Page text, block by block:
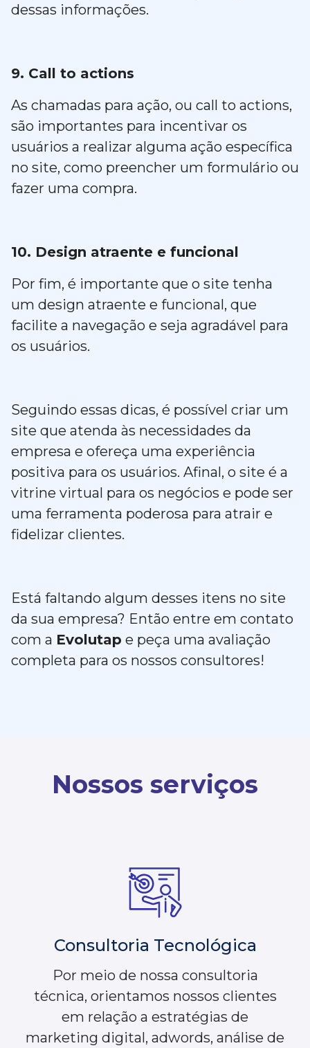
dessas informações.
9. Call to actions
As chamadas para ação, ou call to actions,
são importantes para incentivar os
usuários a realizar alguma ação específica
no site, como preencher um formulário ou
fazer uma compra.
10. Design atraente e funcional
Por fim, é importante que o site tenha
um design atraente e funcional, que
facilite a navegação e seja agradável para
os usuários.
Seguindo essas dicas, é possível criar um
site que atenda às necessidades da
empresa e ofereça uma experiência
positiva para os usuários. Afinal, o site é a
vitrine virtual para os negócios e pode ser
uma ferramenta poderosa para atrair e
fidelizar clientes.
Está faltando algum desses itens no site
da sua empresa? Então entre em contato
com a Evolutap e peça uma avaliação
completa para os nossos consultores!
Nossos serviços
Consultoria Tecnológica
Por meio de nossa consultoria
técnica, orientamos nossos clientes
em relação a estratégias de
marketing digital, adwords, análise de